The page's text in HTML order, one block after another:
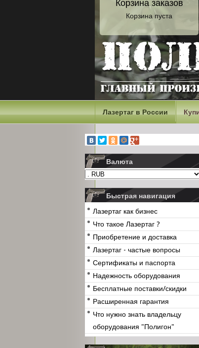
Корзина заказов
Корзина пуста
Лазертаг в России
Валюта
Быстрая навигация
Лазертаг как бизнес
Что такое Лазертаг ?
Приобретение и доставка
Лазертаг - частые вопросы
Сертификаты и паспорта
Надежность оборудования
Бесплатные поставки/скидки
Расширенная гарантия
Что нужно знать владельцу
оборудования "Полигон"